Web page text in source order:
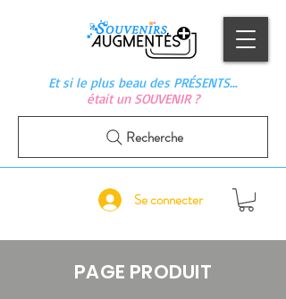
Et si le plus beau des PRÉSENTS…
était un SOUVENIR ?
Se connecter
Recherche
PAGE PRODUIT